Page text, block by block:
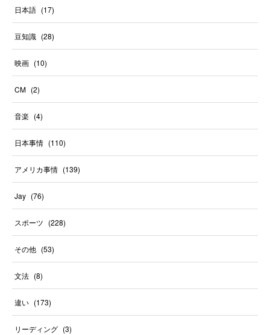
日本語 (17)
豆知識 (28)
映画 (10)
CM (2)
音楽 (4)
日本事情 (110)
アメリカ事情 (139)
Jay (76)
スポーツ (228)
その他 (53)
文法 (8)
違い (173)
リーディング (3)